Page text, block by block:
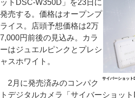
サイバーショット
ットDSC-W350D」を23日に
発売する。価格はオープンプ
ライス。店頭予想価格は2万
7,000円前後の見込み。カラ
ーはジュエルピンクとプレシ
ャスホワイト。
2月に発売済みのコンパク
トデジタルカメラ「サイバーショッ